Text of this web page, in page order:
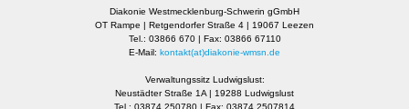
Diakonie Westmecklenburg-Schwerin gGmbH
OT Rampe | Retgendorfer Straße 4 | 19067 Leezen
Tel.: 03866 670 | Fax: 03866 67110
E-Mail: kontakt(at)diakonie-wmsn.de
Verwaltungssitz Ludwigslust:
Neustädter Straße 1A | 19288 Ludwigslust